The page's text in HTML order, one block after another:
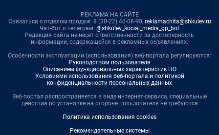
РЕКЛАМА НА САЙТЕ
Связаться с отделом продаж: 8 (30-22) 40-08-90, reklamachita@shkulev.ru
Чат-бот в телеграм: @shkulev_social_media_gp_bot
Редакция сайта не несет ответственности за достоверность
информации, содержащейся в рекламных объявлениях.
Особенности эксплуатации (использования) веб-портала регулируются:
Руководством пользователя
Описанием функциональных характеристик ПО
Условиями использования веб-портала и политикой
конфиденциальности персональных данных
Веб-портал распространяется в виде интернет-сервиса, специальные
действия по установке на стороне пользователя не требуются
Политика использования cookies
Рекомендательные системы